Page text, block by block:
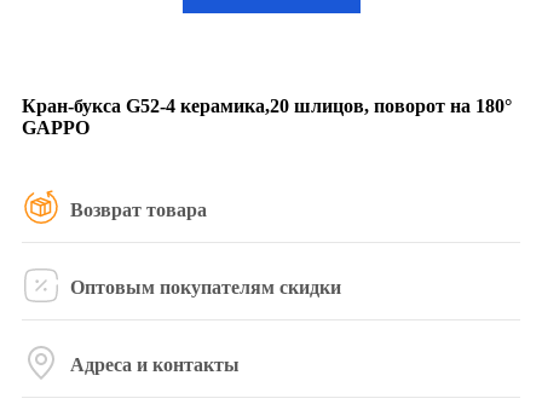
Кран-букса G52-4 керамика,20 шлицов, поворот на 180°
GAPPO
Возврат товара
Оптовым покупателям скидки
Адреса и контакты